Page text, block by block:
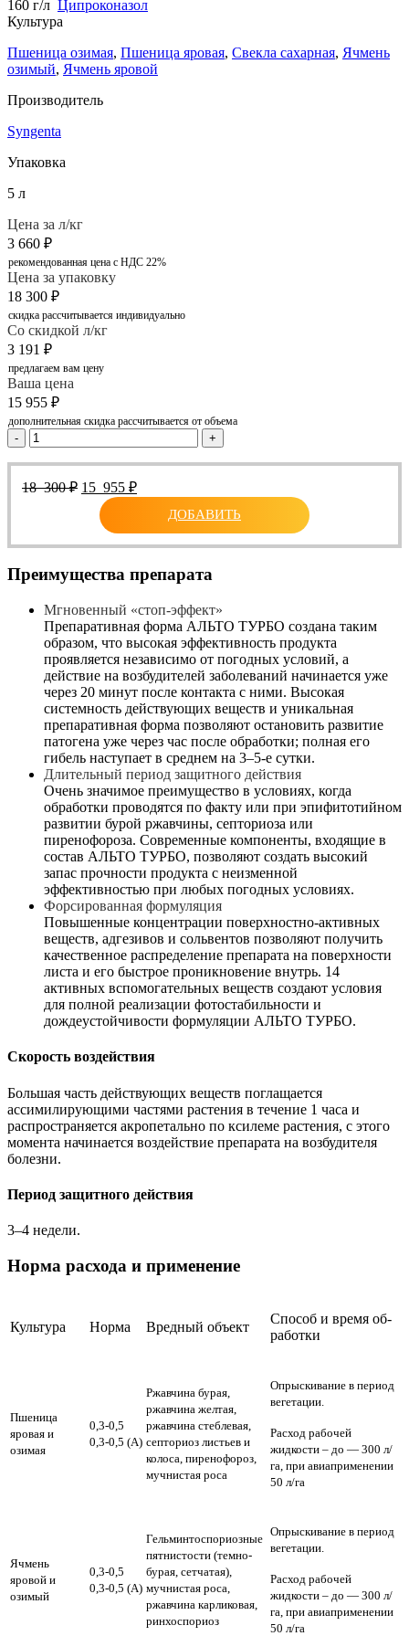
160 г/л Ципроконазол
Культура
Пшеница озимая, Пшеница яровая, Свекла сахарная, Ячмень
озимый, Ячмень яровой
Производитель
Syngenta
Упаковка
5 л
Цена за л/кг
3 660 ₽
рекомендованная цена с НДС 22%
Цена за упаковку
18 300 ₽
скидка рассчитывается индивидуально
Со скидкой л/кг
3 191 ₽
предлагаем вам цену
Ваша цена
15 955 ₽
дополнительная скидка рассчитывается от объема
- +
18 300₽ Первоначальная
цена
составляла
300 ₽.
15 955 ₽Текущая
цена:
955 ₽.
ДОБАВИТЬ
Преимущества препарата
Мгновенный «стоп-эффект»
Препаративная форма АЛЬТО ТУРБО создана таким
образом, что высокая эффективность продукта
проявляется независимо от погодных условий, а
действие на возбудителей заболеваний начинается уже
через 20 минут после контакта с ними. Высокая
системность действующих веществ и уникальная
препаративная форма позволяют остановить развитие
патогена уже через час после обработки; полная его
гибель наступает в среднем на 3–5-е сутки.
Длительный период защитного действия
Очень значимое преимущество в условиях, когда
обработки проводятся по факту или при эпифитотийном
развитии бурой ржавчины, септориоза или
пиренофороза. Современные компоненты, входящие в
состав АЛЬТО ТУРБО, позволяют создать высокий
запас прочности продукта с неизменной
эффективностью при любых погодных условиях.
Форсированная формуляция
Повышенные концентрации поверхностно-активных
веществ, адгезивов и сольвентов позволяют получить
качественное распределение препарата на поверхности
листа и его быстрое проникновение внутрь. 14
активных вспомогательных веществ создают условия
для полной реализации фотостабильности и
дождеустойчивости формуляции АЛЬТО ТУРБО.
Скорость воздействия
Большая часть действующих веществ поглащается
ассимилирующими частями растения в течение 1 часа и
распространяется акропетально по ксилеме растения, с этого
момента начинается воздействие препарата на возбудителя
болезни.
Период защитного действия
3–4 недели.
Норма расхода и применение
Куль­ту­ра Нор­ма Вред­ный объ­ект
Спо­соб и вре­мя об­
ра­бот­ки
Пшеница
яровая и
озимая
0,3-0,5
0,3-0,5 (А)
Ржавчина бурая,
ржавчина желтая,
ржавчина стеблевая,
септориоз листьев и
колоса, пиренофороз,
мучнистая роса
Опрыскивание в период
вегетации.
Расход рабочей
жидкости – до — 300 л/
га, при авиаприменении
50 л/га
Ячмень
яровой и
озимый
0,3-0,5
0,3-0,5 (А)
Гельминтоспориозные
пятнистости (темно-
бурая, сетчатая),
мучнистая роса,
ржавчина карликовая,
ринхоспориоз
Опрыскивание в период
вегетации.
Расход рабочей
жидкости – до — 300 л/
га, при авиаприменении
50 л/га